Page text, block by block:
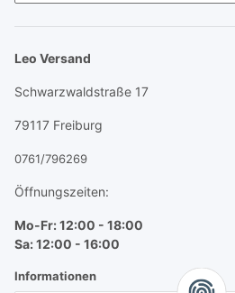
Leo Versand
Schwarzwaldstraße 17
79117 Freiburg
0761/796269
Öffnungszeiten:
Mo-Fr: 12:00 - 18:00
Sa: 12:00 - 16:00
Informationen